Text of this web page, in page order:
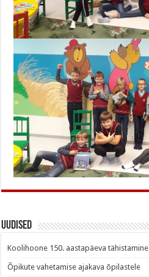
Uudised
Koolihoone 150. aastapäeva tähistamine
Õpikute vahetamise ajakava õpilastele